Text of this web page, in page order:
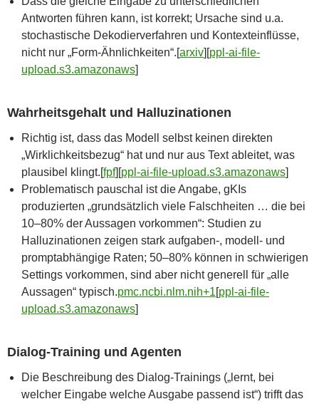
Antworten führen kann, ist korrekt; Ursache sind u.a.
stochastische Dekodierverfahren und Kontexteinflüsse,
nicht nur „Form-Ähnlichkeiten“.[arxiv]​[ppl-ai-file-
upload.s3.amazonaws]​
Wahrheitsgehalt und Halluzinationen
Richtig ist, dass das Modell selbst keinen direkten
„Wirklichkeitsbezug“ hat und nur aus Text ableitet, was
plausibel klingt.[fpf]​[ppl-ai-file-upload.s3.amazonaws]​
Problematisch pauschal ist die Angabe, gKIs
produzierten „grundsätzlich viele Falschheiten … die bei
10–80% der Aussagen vorkommen“: Studien zu
Halluzinationen zeigen stark aufgaben‑, modell- und
promptabhängige Raten; 50–80% können in schwierigen
Settings vorkommen, sind aber nicht generell für „alle
Aussagen“ typisch.pmc.ncbi.nlm.nih+1[ppl-ai-file-
upload.s3.amazonaws]​
Dialog-Training und Agenten
Die Beschreibung des Dialog-Trainings („lernt, bei
welcher Eingabe welche Ausgabe passend ist“) trifft das